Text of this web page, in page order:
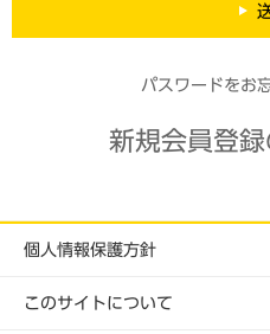
パスワードをお
新規会員登
個人情報保護方針
このサイトについて